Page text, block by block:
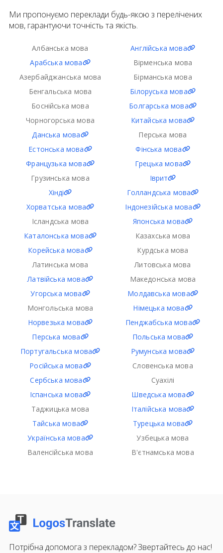
Ми пропонуємо переклади будь-якою з перелічених
мов, гарантуючи точність та якість.
Албанська мова
Англійська мова
Арабська мова
Вірменська мова
Азербайджанська мова
Бірманська мова
Бенгальська мова
Білоруська мова
Боснійська мова
Болгарська мова
Чорногорська мова
Китайська мова
Данська мова
Перська мова
Естонська мова
Фінська мова
Французька мова
Грецька мова
Грузинська мова
Іврит
Хінді
Голландська мова
Хорватська мова
Індонезійська мова
Ісландська мова
Японська мова
Каталонська мова
Казахська мова
Корейська мова
Курдська мова
Латинська мова
Литовська мова
Латвійська мова
Македонська мова
Угорська мова
Молдавська мова
Монгольська мова
Німецька мова
Норвезька мова
Пенджабська мова
Перська мова
Польська мова
Португальська мова
Румунська мова
Російська мова
Словенська мова
Сербська мова
Суахілі
Іспанська мова
Шведська мова
Таджицька мова
Італійська мова
Тайська мова
Турецька мова
Українська мова
Узбецька мова
Валенсійська мова
В'єтнамська мова
Потрібна допомога з перекладом? Звертайтесь до нас!